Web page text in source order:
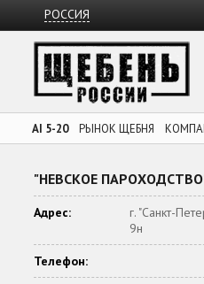
РОССИЯ
AI 5-20 РЫНОК ЩЕБНЯ
"НЕВСКОЕ
Адрес:
г. "Санкт-
9н
Телефон: